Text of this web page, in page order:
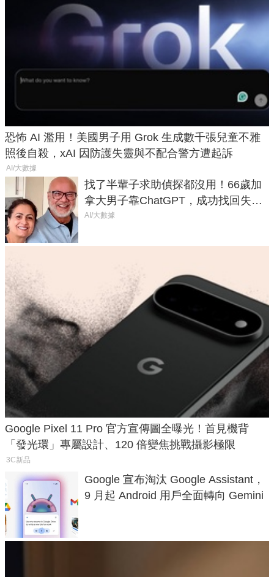
恐怖 AI 濫用！美國男子用 Grok 生成數千張兒童不雅
照後自殺，xAI 因防護失靈與不配合警方遭起訴
AI/大數據
找了半輩子求助偵探都沒用！66歲加
拿大男子靠ChatGPT，成功找回失散
50年家人
AI/大數據
Google Pixel 11 Pro 官方宣傳圖全曝光！首見機背
「發光環」專屬設計、120 倍變焦挑戰攝影極限
3C新品
Google 宣布淘汰 Google Assistant，
9 月起 Android 用戶全面轉向 Gemini